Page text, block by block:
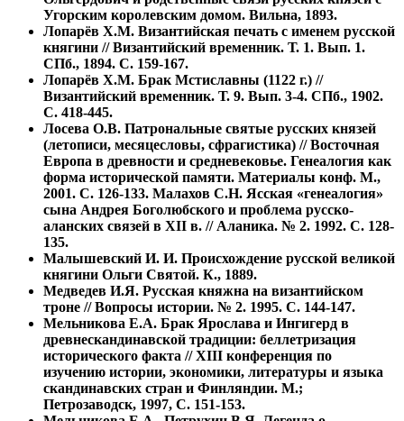
Угорским королевским домом. Вильна, 1893.
Лопарёв X.М. Византийская печать с именем русской
княгини // Византийский временник. Т. 1. Вып. 1.
СПб., 1894. С. 159-167.
Лопарёв X.М. Брак Мстиславны (1122 г.) //
Византийский временник. Т. 9. Вып. 3-4. СПб., 1902.
С. 418-445.
Лосева О.В. Патрональные святые русских князей
(летописи, месяцесловы, сфрагистика) // Восточная
Европа в древности и средневековье. Генеалогия как
форма исторической памяти. Материалы конф. М.,
2001. С. 126-133. Малахов С.Н. Ясская «генеалогия»
сына Андрея Боголюбского и проблема русско-
аланских связей в XII в. // Аланика. № 2. 1992. С. 128-
135.
Малышевский И. И. Происхождение русской великой
княгини Ольги Святой. К., 1889.
Медведев И.Я. Русская княжна на византийском
троне // Вопросы истории. № 2. 1995. С. 144-147.
Мельникова Е.А. Брак Ярослава и Ингигерд в
древнескандинавской традиции: беллетризация
исторического факта // XIII конференция по
изучению истории, экономики, литературы и языка
скандинавских стран и Финляндии. М.;
Петрозаводск, 1997, С. 151-153.